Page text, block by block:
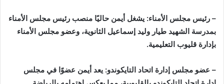
– رئيس مجلس الأمناء: يشغل أيمن حاليًا منصب رئيس مجلس الأمناء
بمدرسة الشهيد طيار وليد إسماعيل الثانوية، وعضو مجلس الأمناء
بإدارة قليوب التعليمية.
– عضو مجلس إدارة اتحاد التايكوندو: يعد أيمن عضوًا في مجلس